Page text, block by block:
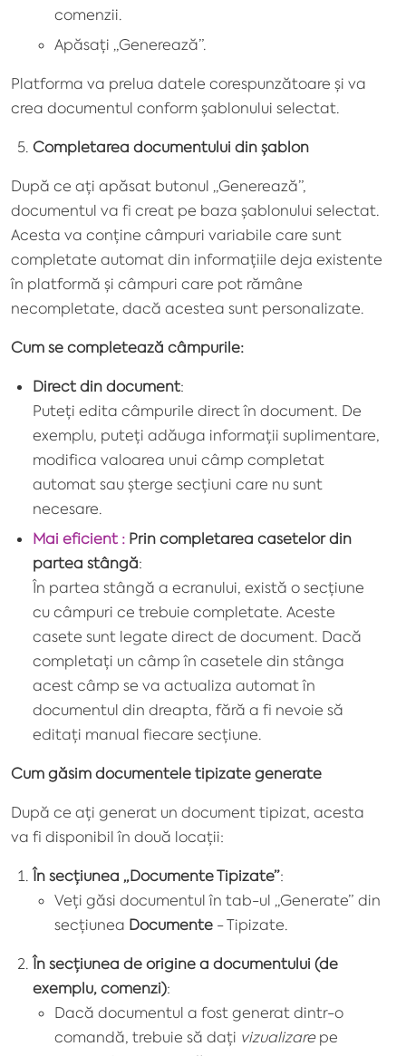
comenzii.
Apăsați „Generează”.
Platforma va prelua datele corespunzătoare și va
crea documentul conform șablonului selectat.
Completarea documentului din șablon
După ce ați apăsat butonul „Generează”,
documentul va fi creat pe baza șablonului selectat.
Acesta va conține câmpuri variabile care sunt
completate automat din informațiile deja existente
în platformă și câmpuri care pot rămâne
necompletate, dacă acestea sunt personalizate.
Cum se completează câmpurile:
Direct din document:
Puteți edita câmpurile direct în document. De
exemplu, puteți adăuga informații suplimentare,
modifica valoarea unui câmp completat
automat sau șterge secțiuni care nu sunt
necesare.
Mai eficient : Prin completarea casetelor din
partea stângă:
În partea stângă a ecranului, există o secțiune
cu câmpuri ce trebuie completate. Aceste
casete sunt legate direct de document. Dacă
completați un câmp în casetele din stânga
acest câmp se va actualiza automat în
documentul din dreapta, fără a fi nevoie să
editați manual fiecare secțiune.
Cum găsim documentele tipizate generate
După ce ați generat un document tipizat, acesta
va fi disponibil în două locații:
În secțiunea „Documente Tipizate”:
Veți găsi documentul în tab-ul „Generate” din
secțiunea Documente - Tipizate.
În secțiunea de origine a documentului (de
exemplu, comenzi):
Dacă documentul a fost generat dintr-o
comandă, trebuie să dați vizualizarepe